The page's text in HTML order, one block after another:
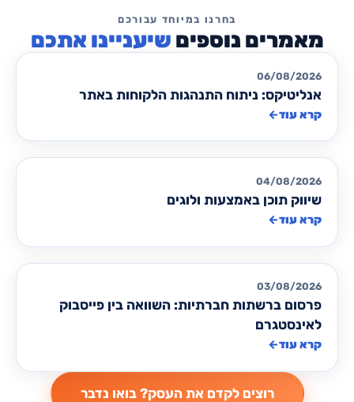
שיעניינו אתכם
אסטרטגיה שיווקית
06/08/2026
אנליטיקס: ניתוח התנהגות הלקוחות באתר
קרא עוד←
אסטרטגיה שיווקית
04/08/2026
שיווק תוכן באמצעות ולוגים
קרא עוד←
מאמרים לקידום ממומן PPC
03/08/2026
פרסום ברשתות חברתיות: השוואה בין פייסבוק
לאינסטגרם
קרא עוד←